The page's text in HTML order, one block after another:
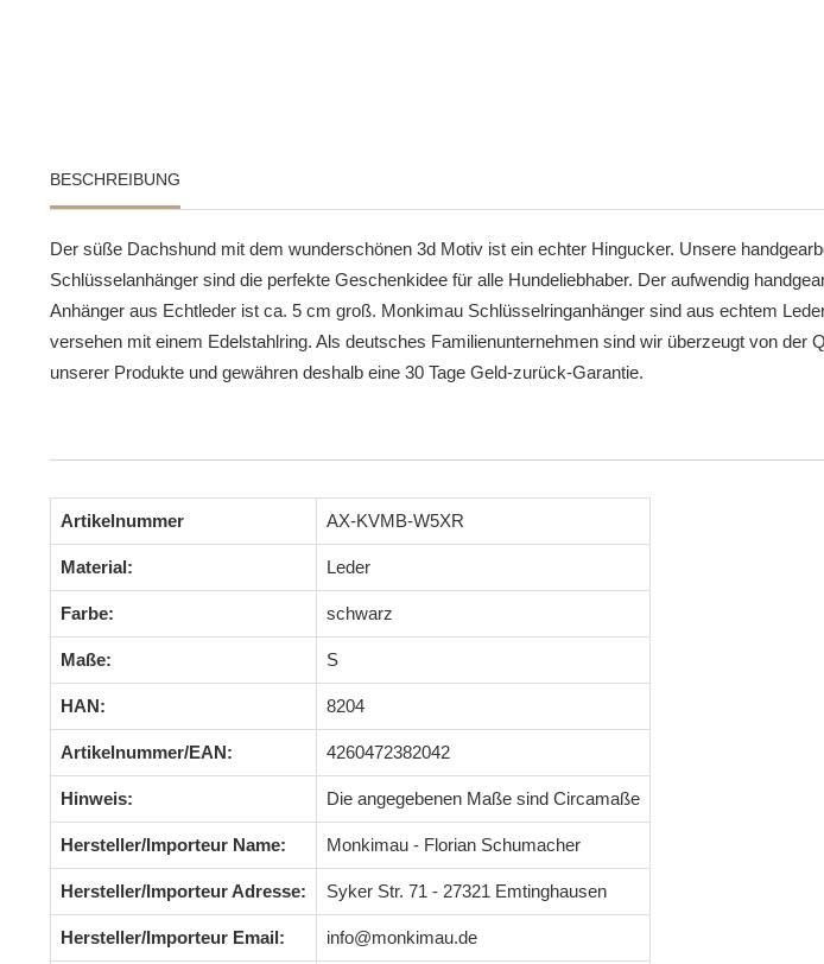
BESCHREIBUNG
Der süße Dachshund mit dem wunderschönen 3d Motiv ist ein echter Hingucker. Unsere
Schlüsselanhänger sind die perfekte Geschenkidee für alle Hundeliebhaber. Der aufwendig
Anhänger aus Echtleder ist ca. 5 cm groß. Monkimau Schlüsselringanhänger sind aus echtem
versehen mit einem Edelstahlring. Als deutsches Familienunternehmen sind wir überzeugt von der
unserer Produkte und gewähren deshalb eine 30 Tage Geld-zurück-Garantie.
Artikelnummer AX-KVMB-W5XR
Material: Leder
Farbe: schwarz
Maße: S
HAN: 8204
Artikelnummer/EAN: 4260472382042
Hinweis: Die angegebenen Maße sind Circamaße
Hersteller/Importeur Name: Monkimau - Florian Schumacher
Hersteller/Importeur Adresse: Syker Str. 71 - 27321 Emtinghausen
Hersteller/Importeur Email: info@monkimau.de